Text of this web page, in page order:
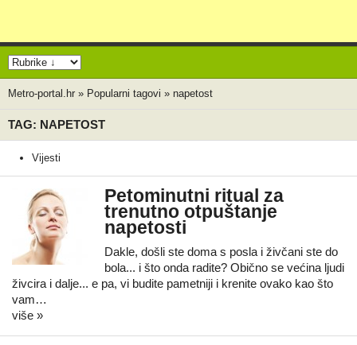
Metro-portal.hr » Popularni tagovi » napetost
TAG: NAPETOST
Vijesti
Petominutni ritual za
trenutno otpuštanje
napetosti
Dakle, došli ste doma s posla i živčani ste do
bola... i što onda radite? Obično se većina ljudi
živcira i dalje... e pa, vi budite pametniji i krenite ovako kao što
vam…
više »